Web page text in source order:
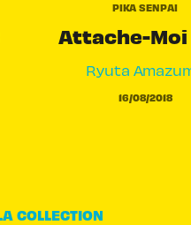
PIKA SENPAI
Attache-Moi
Ryuta
16/08/2018
COLLECTION